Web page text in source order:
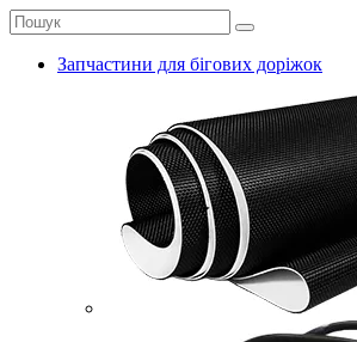
Запчастини для бігових доріжок